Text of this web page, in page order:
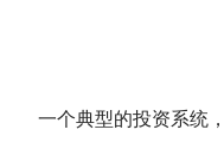
一个典型的投资系统